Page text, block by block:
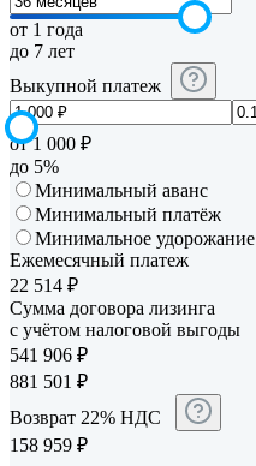
от 1 года
до 7 лет
Выкупной платеж
от 1 000 ₽
до 5%
Минимальный аванс
Минимальный платёж
Минимальное удорожание
Ежемесячный платеж
22 514 ₽
Сумма договора лизинга
с учётом налоговой выгоды
541 906 ₽
881 501 ₽
Возврат 22% НДС
158 959 ₽